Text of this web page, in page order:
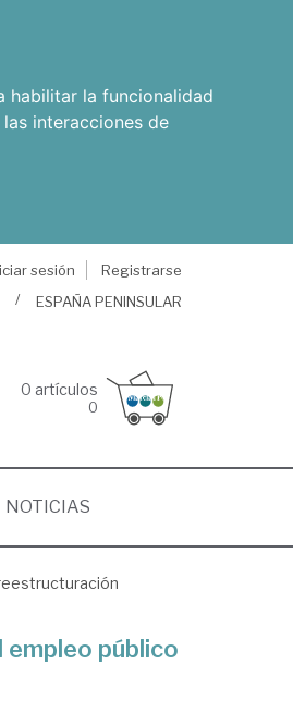
habilitar la funcionalidad
interacciones de
sesión
Registrarse
ESPAÑA PENINSULAR
0 artículos
0
NOTICIAS
público